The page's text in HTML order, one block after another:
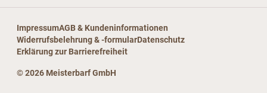
ImpressumAGB & Kundeninformationen
Widerrufsbelehrung & -formularDatenschutz
Erklärung zur Barrierefreiheit
© 2026 Meisterbarf GmbH